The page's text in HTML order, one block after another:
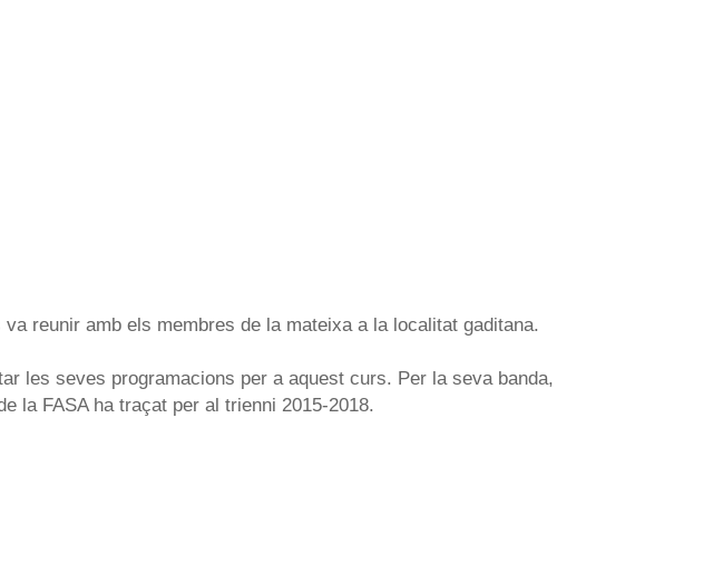
reunir amb els membres de la mateixa a la localitat gaditana.
les seves programacions per a aquest curs. Per la seva banda,
la FASA ha traçat per al trienni 2015-2018.